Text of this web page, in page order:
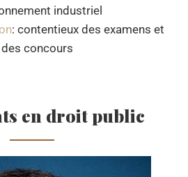
industriel
: contentieux des examens et
des concours
en droit public